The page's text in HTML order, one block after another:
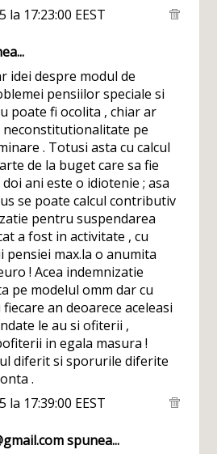
la 17:23:00 EEST
idei despre modul de
pensiilor speciale si
poate fi ocolita , chiar ar
neconstitutionalitate pe
. Totusi asta cu calcul
de la buget care sa fie
ani este o idiotenie ; asa
se poate calcul contributiv
pentru suspendarea
a fost in activitate , cu
pensiei max.la o anumita
! Acea indemnizatie
pe modelul omm dar cu
an deoarece aceleasi
le au si ofiterii ,
in egala masura !
diferit si sporurile diferite
.
la 17:39:00 EEST
spunea...